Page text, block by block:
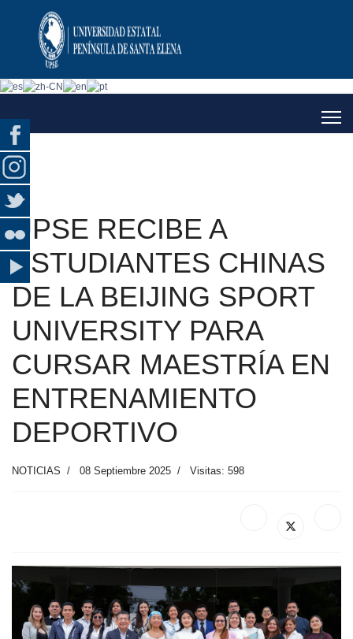
UPSE RECIBE A
ESTUDIANTES CHINAS
DE LA BEIJING SPORT
UNIVERSITY PARA
CURSAR MAESTRÍA EN
ENTRENAMIENTO
DEPORTIVO
NOTICIAS 08 Septiembre 2025 Visitas: 598